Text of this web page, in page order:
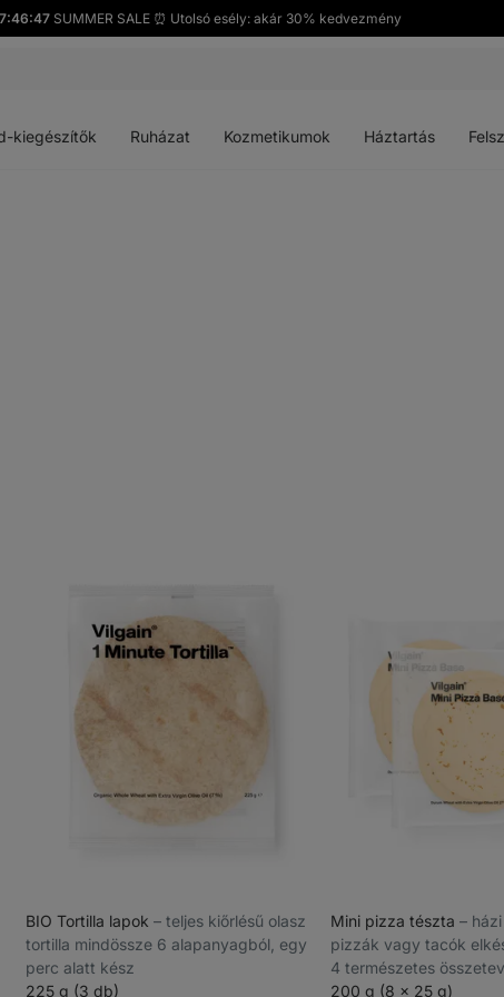
SUMMER SALE ⏰ Utolsó esély: akár 30% kedvezmény
kiegészítők Ruházat Kozmetikumok Háztartás
BIO Tortilla lapok ⁠–⁠ teljes kiőrlésű olasz
tortilla mindössze 6 alapanyagból, egy
perc alatt kész
225 g (3 db)
Mini pizza tészta ⁠–⁠
pizzák vagy tacók
4 természetes
200 g (8 x 25 g)